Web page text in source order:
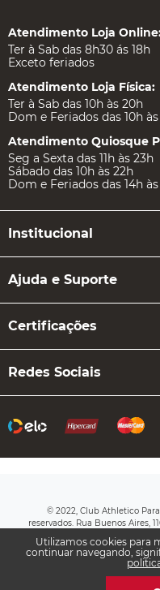
Utilizamos cookies para
continuar navegando,
Atendimento Loja
Ter à Sab das 8h30 ás 18h
Exceto feriados
Atendimento Loja Física:
Ter à Sab das 10h às 20h
Dom e Feriados das 10h às
Atendimento Quiosque
Seg a Sexta das 11h às 23h
Sábado das 10h às 22h
Dom e Feriados das 14h
Institucional
Ajuda e Suporte
Certificações
Redes Sociais
© 2022, Club Athletico
reservados. Rua Buenos Aires,